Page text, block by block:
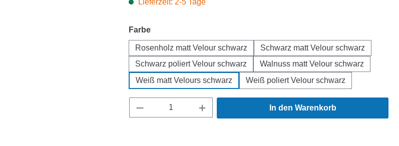
Lieferzeit: 2-5 Tage
Farbeauswählen
Rosenholz matt Velour schwarz
Schwarz matt Velour schwarz
Schwarz poliert Velour schwarz
Walnuss matt Velour schwarz
Weiß matt Velours schwarz
Weiß poliert Velour schwarz
Produkt Anzahl: Gib den gewünschten Wert ein
In den Warenkorb